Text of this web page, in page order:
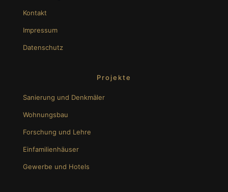
Kontakt
Impressum
Datenschutz
Projekte
Sanierung und Denkmäler
Wohnungsbau
Forschung und Lehre
Einfamilienhäuser
Gewerbe und Hotels